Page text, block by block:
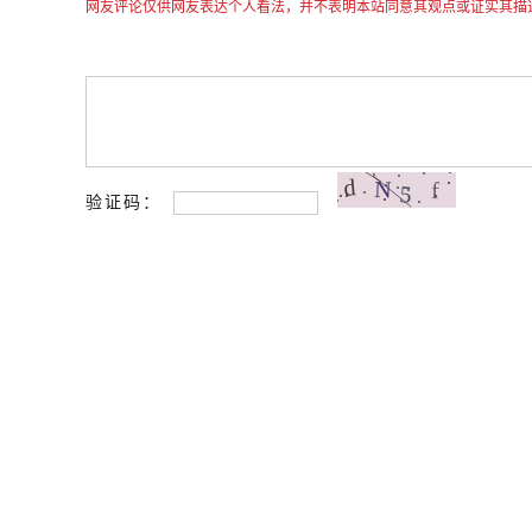
网友评论仅供网友表达个人看法，并不表明本站同意其观点或证实其描
验证码：